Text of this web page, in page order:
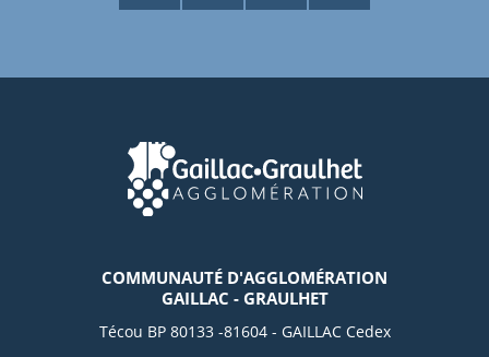
COMMUNAUTÉ D'AGGLOMÉRATION
GAILLAC - GRAULHET
Técou BP 80133 -81604 - GAILLAC Cedex